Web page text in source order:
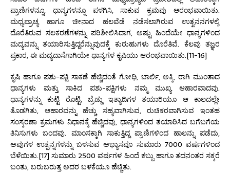
ಪ್ರಾಣಿಗಳನ್ನೂ, ಧಾನ್ಯಗಳನ್ನೂ ಪಳಗಿಸಿ, ಸಾಕುವ ಕ್ರಮವು ಆರಂಭವಾಯಿತು.
ಮಧ್ಯಪ್ರಾಚ್ಯ ಹಾಗೂ ಚೀನಾದ ಹಲವೆಡೆ ನಡೆಸಲಾಗಿರುವ ಉತ್ಖನನಗಳಲ್ಲಿ
ದೊರೆತಿರುವ ಸಲಕರಣೆಗಳನ್ನು ಪರಿಶೀಲಿಸಿದಾಗ, ಅಷ್ಟು ಹಿಂದೆಯೇ ಧಾನ್ಯಗಳಿಂದ
ಮದ್ಯವನ್ನು ತಯಾರಿಸುತ್ತಿದ್ದರೆನ್ನುವುದಕ್ಕೆ ಕುರುಹುಗಳು ದೊರೆತಿವೆ. ಕೆಲವು ತಜ್ಞರ
ಪ್ರಕಾರ, ಈ ಮದ್ಯದಾಸೆಗಾಗಿಯೇ ಧಾನ್ಯಗಳ ಕೃಷಿಯು ಆರಂಭವಾಯಿತು.[11-16]
ಕೃಷಿ ಹಾಗೂ ಪಶು-ಪಕ್ಷಿ ಸಾಕಣೆ ಹೆಚ್ಚಿದಂತೆ ಗೋಧಿ, ಬಾರ್ಲಿ, ಅಕ್ಕಿ, ರಾಗಿ ಮುಂತಾದ
ಧಾನ್ಯಗಳು ಮತ್ತು ಸಾಕಿದ ಪಶು-ಪಕ್ಷಿಗಳು ನಮ್ಮ ಮುಖ್ಯ ಆಹಾರವಾದವು.
ಧಾನ್ಯಗಳನ್ನು ಕುಟ್ಟಿ ರೊಟ್ಟಿ, ಬ್ರೆಡ್ಡು ಇತ್ಯಾದಿಗಳ ತಯಾರಿಯೂ ಆ ಕಾಲದಲ್ಲೇ
ತೊಡಗಿತು, ಆಹಾರವನ್ನು ಹೆಚ್ಚು ಸಹ್ಯವಾಗಿಸುವ, ರುಚಿಕರವಾಗಿಸುವ ಇಂತಹ
ಸಂಸ್ಕರಣಾ ಕ್ರಮಗಳು ನಿಧಾನಕ್ಕೆ ಹೆಚ್ಚಿದವು, ಧಾನ್ಯಗಳಿಂದ ತಯಾರಿಸಿದ ಬಗೆಬಗೆಯ
ತಿನಿಸುಗಳು ಬಂದವು. ಮಾಂಸಕ್ಕಾಗಿ ಸಾಕುತ್ತಿದ್ದ ಪ್ರಾಣಿಗಳಿಂದ ಹಾಲನ್ನು ಪಡೆದು,
ಅವುಗಳ ಉತ್ಪನ್ನಗಳನ್ನು ಬಳಸುವ ಅಭ್ಯಾಸವೂ ಸುಮಾರು 7000 ವರ್ಷಗಳಿಂದ
ಬೆಳೆಯಿತು.[17] ಸುಮಾರು 2500 ವರ್ಷಗಳ ಹಿಂದೆ ಕಬ್ಬು ಹಾಗೂ ತದನಂತರ ಸಕ್ಕರೆ
ಬಂತು, ಬರುಬರುತ್ತ ಅದರ ಬಳಕೆಯೂ ಹೆಚ್ಚಿತು.